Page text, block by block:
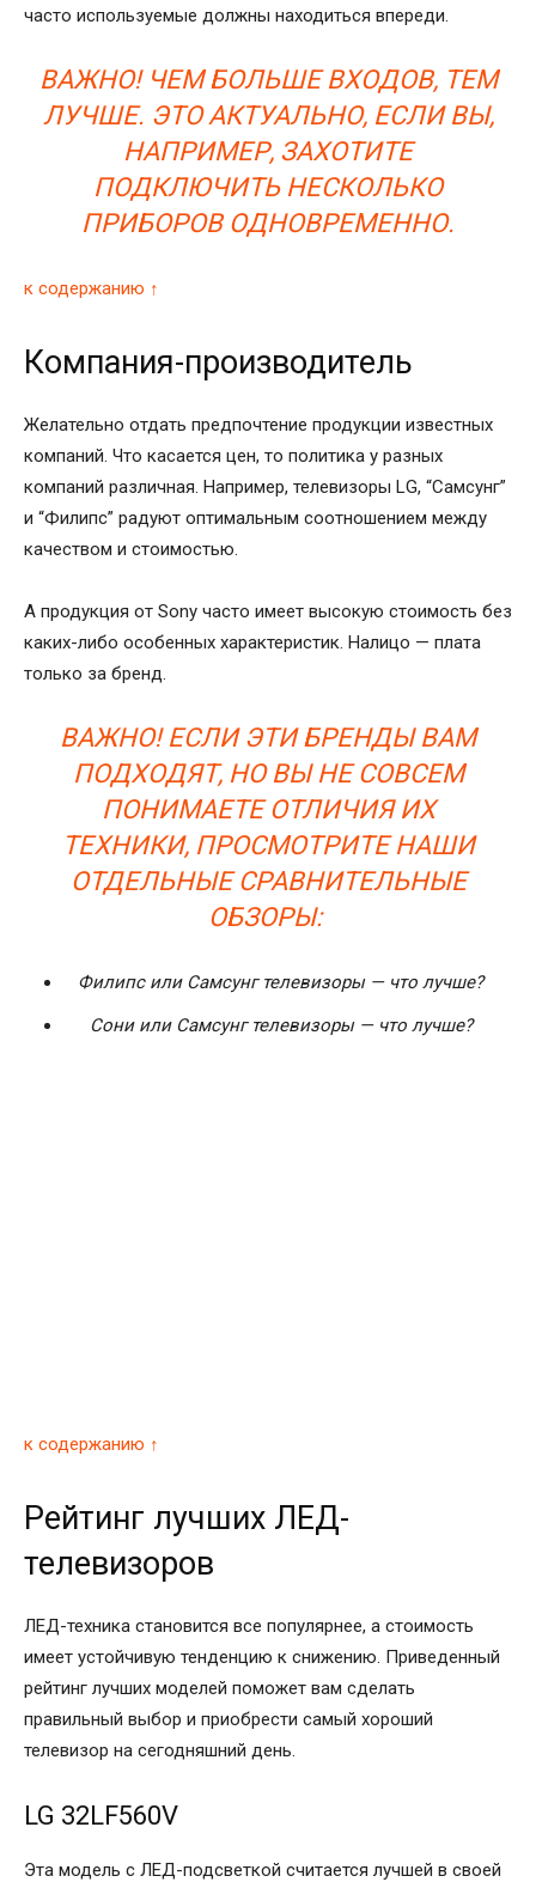
часто используемые должны находиться впереди.
ВАЖНО! ЧЕМ БОЛЬШЕ ВХОДОВ, ТЕМ
ЛУЧШЕ. ЭТО АКТУАЛЬНО, ЕСЛИ ВЫ,
НАПРИМЕР, ЗАХОТИТЕ
ПОДКЛЮЧИТЬ НЕСКОЛЬКО
ПРИБОРОВ ОДНОВРЕМЕННО.
к содержанию ↑
Компания-производитель
Желательно отдать предпочтение продукции известных
компаний. Что касается цен, то политика у разных
компаний различная. Например, телевизоры LG, “Самсунг”
и “Филипс” радуют оптимальным соотношением между
качеством и стоимостью.
А продукция от Sony часто имеет высокую стоимость без
каких-либо особенных характеристик. Налицо — плата
только за бренд.
ВАЖНО! ЕСЛИ ЭТИ БРЕНДЫ ВАМ
ПОДХОДЯТ, НО ВЫ НЕ СОВСЕМ
ПОНИМАЕТЕ ОТЛИЧИЯ ИХ
ТЕХНИКИ, ПРОСМОТРИТЕ НАШИ
ОТДЕЛЬНЫЕ СРАВНИТЕЛЬНЫЕ
ОБЗОРЫ:
Филипс или Самсунг телевизоры — что лучше?
Сони или Самсунг телевизоры — что лучше?
к содержанию ↑
Рейтинг лучших ЛЕД-
телевизоров
ЛЕД-техника становится все популярнее, а стоимость
имеет устойчивую тенденцию к снижению. Приведенный
рейтинг лучших моделей поможет вам сделать
правильный выбор и приобрести самый хороший
телевизор на сегодняшний день.
LG 32LF560V
Эта модель с ЛЕД-подсветкой считается лучшей в своей